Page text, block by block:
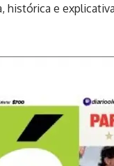
histórica e